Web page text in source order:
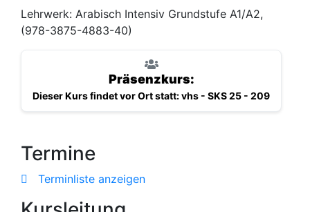
Lehrwerk: Arabisch Intensiv Grundstufe A1/A2,
(978-3875-4883-40)
Präsenzkurs:
Dieser Kurs findet vor Ort statt: vhs - SKS 25 - 209
Termine
Terminliste anzeigen